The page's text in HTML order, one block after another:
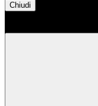
Chiudi